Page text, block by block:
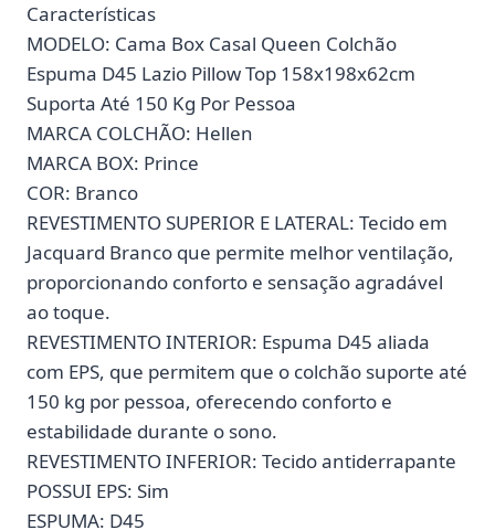
Características
MODELO: Cama Box Casal Queen Colchão
Espuma D45 Lazio Pillow Top 158x198x62cm
Suporta Até 150 Kg Por Pessoa
MARCA COLCHÃO: Hellen
MARCA BOX: Prince
COR: Branco
REVESTIMENTO SUPERIOR E LATERAL: Tecido em
Jacquard Branco que permite melhor ventilação,
proporcionando conforto e sensação agradável
ao toque.
REVESTIMENTO INTERIOR: Espuma D45 aliada
com EPS, que permitem que o colchão suporte até
150 kg por pessoa, oferecendo conforto e
estabilidade durante o sono.
REVESTIMENTO INFERIOR: Tecido antiderrapante
POSSUI EPS: Sim
ESPUMA: D45